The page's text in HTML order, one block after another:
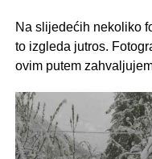
Na slijedećih nekoliko
to izgleda jutros.
ovim putem